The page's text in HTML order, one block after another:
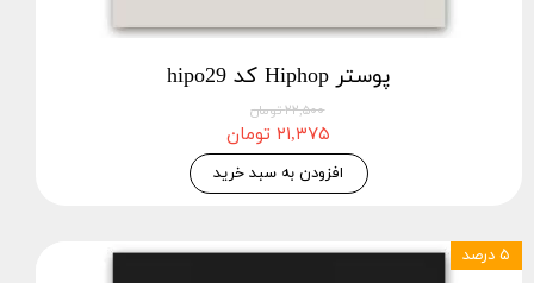
پوستر Hiphop کد hipo29
۲۲,۵۰۰ تومان
۲۱,۳۷۵ تومان
افزودن به سبد خرید
۵ درصد